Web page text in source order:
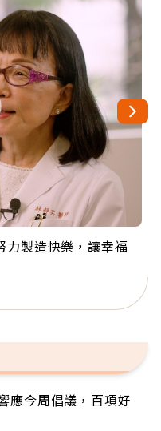
力製造快樂，讓幸福
獻36年 「台灣是我
樂！「蛋黃哥小
：退休後才開始真
球最年長羽球選
個」
拉小提琴還登上小
應今周倡議，百項好